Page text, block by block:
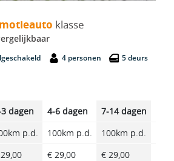
klasse
4 personen 5 deurs
dagen 4-6 dagen 7-14 dagen
p.d. 100km p.d. 100km p.d.
€ 29,00 € 29,00